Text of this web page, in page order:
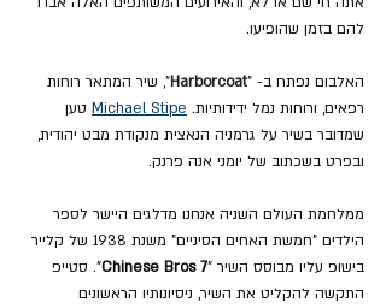
להם בזמן שהופיעו.
האלבום נפתח ב- "
Harborcoat
", שיר המתאר רוחות
רפאים, ורוחות נמל ידידותיות. Michael Stipe טען
שמדובר בשיר על גרמניה הנאצית מנקודת מבט יהודית,
ובפרט בשכתוב של יומני אנה פרנק.
ממלחמת העולם השניה אנחנו מדלגים היישר לספר
הילדים "חמשת האחים הסיניים" משנת 1938 של קלייר
בישופ עליו מבוסס השיר "7 Chinese Bros
". סטייפ
התקשה להקליט את השיר, ניסיונותיו הראשונים